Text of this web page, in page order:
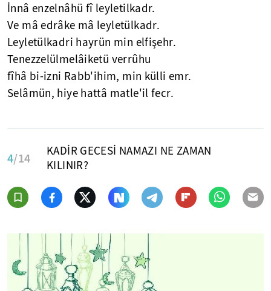
İnnâ enzelnâhü fî leyletilkadr.
Ve mâ edrâke mâ leyletülkadr.
Leyletülkadri hayrün min elfişehr.
Tenezzelülmelâiketü verrûhu
fîhâ bi-izni Rabb'ihim, min külli emr.
Selâmün, hiye hattâ matle'il fecr.
4/14
KADİR GECESİ NAMAZI NE ZAMAN
KILINIR?